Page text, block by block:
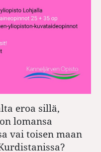
eroa sillä,
lomansa
vai toisen maan